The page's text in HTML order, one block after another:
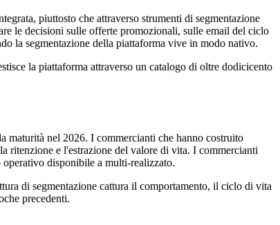
piuttosto che attraverso strumenti di segmentazione
le decisioni sulle offerte promozionali, sulle email del ciclo
la segmentazione della piattaforma vive in modo nativo.
la piattaforma attraverso un catalogo di oltre dodicicento
maturità nel 2026. I commercianti che hanno costruito
ritenzione e l'estrazione del valore di vita. I commercianti
disponibile a multi-realizzato.
di segmentazione cattura il comportamento, il ciclo di vita
precedenti.